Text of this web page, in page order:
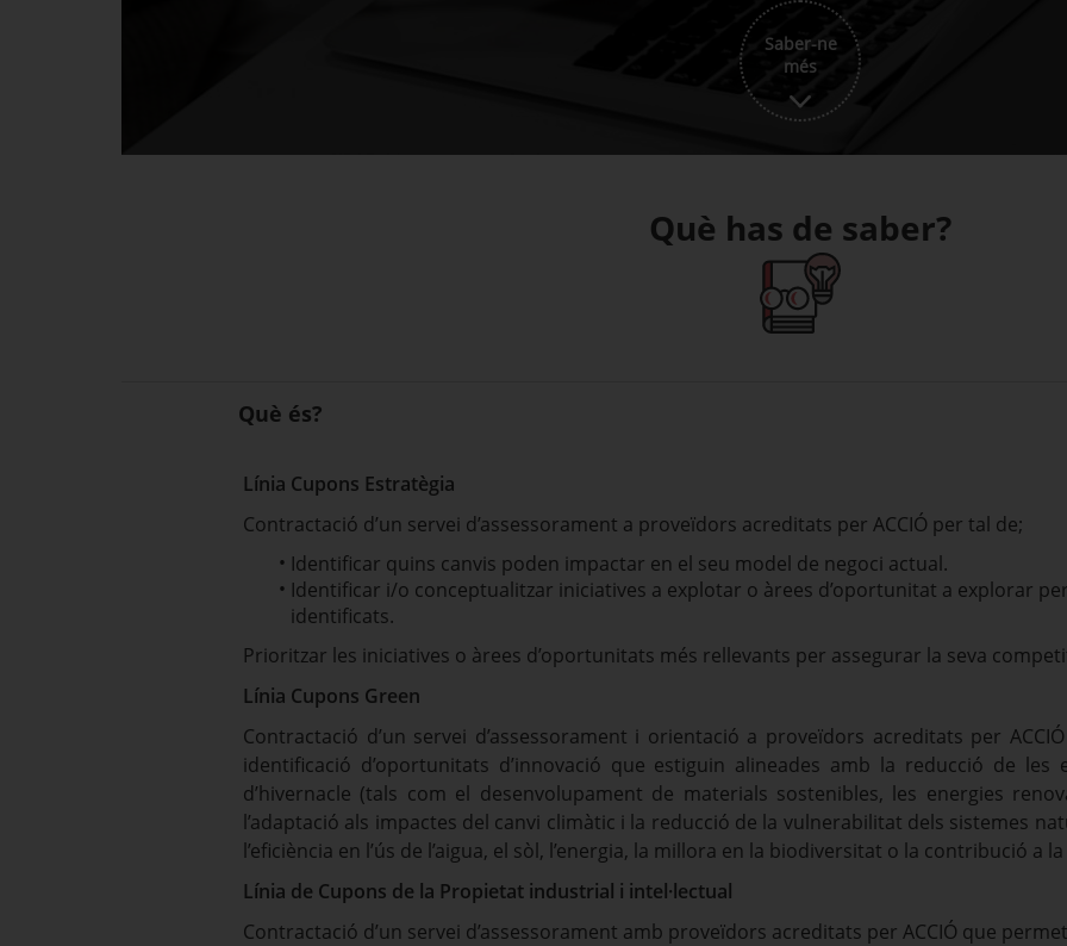
Saber-ne
més
Què has de saber?
Què és?
Línia Cupons Estratègia
Contractació d’un servei d’assessorament a proveïdors acreditats per ACCIÓ per tal de;
Identificar quins canvis poden impactar en el seu model de negoci actual.
Identificar i/o conceptualitzar iniciatives a explotar o àrees d’oportunitat a explorar
identificats.
Prioritzar les iniciatives o àrees d’oportunitats més rellevants per assegurar la seva
Línia Cupons Green
Contractació d’un servei d’assessorament i orientació a proveïdors acreditats per
identificació d’oportunitats d’innovació que estiguin alineades amb la reducció de les
d’hivernacle (tals com el desenvolupament de materials sostenibles, les energies
l’adaptació als impactes del canvi climàtic i la reducció de la vulnerabilitat dels sistemes
l’eficiència en l’ús de l’aigua, el sòl, l’energia, la millora en la biodiversitat o la contribució a
Línia de Cupons de la Propietat industrial i intel·lectual
Contractació d’un servei d’assessorament amb proveïdors acreditats per ACCIÓ que